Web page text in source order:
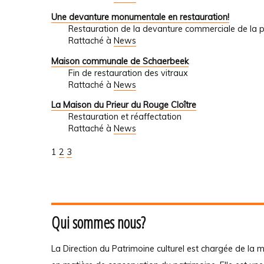
Une devanture monumentale en restauration!
Restauration de la devanture commerciale de la
Rattaché à News
Maison communale de Schaerbeek
Fin de restauration des vitraux
Rattaché à News
La Maison du Prieur du Rouge Cloître
Restauration et réaffectation
Rattaché à News
1 2 3
Qui sommes nous?
La Direction du Patrimoine culturel est chargée de la